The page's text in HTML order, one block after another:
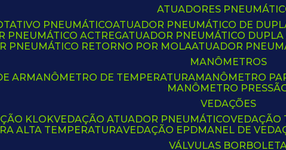
ATUADORES
PNEUMÁTICO
ATUADOR PNEUMÁTICO DE
PNEUMÁTICO ACTREG
ATUADOR PNEUMÁTICO
PNEUMÁTICO RETORNO POR MOLA ATUADOR
MANÔMETROS
AR
MANÔMETRO DE TEMPERATURA MANÔMETRO
MANÔMETRO
VEDAÇÕES
KLOK VEDAÇÃO ATUADOR PNEUMÁTICO
ALTA TEMPERATURA VEDAÇÃO EPDM ANEL DE
VÁLVULAS